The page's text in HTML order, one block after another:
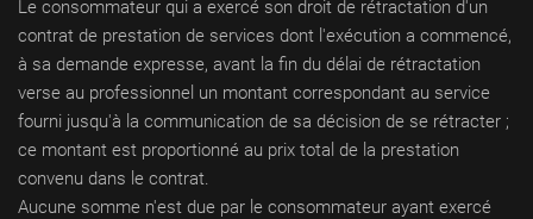
Le consommateur qui a exercé son droit de rétractation d'un
contrat de prestation de services dont l'exécution a commencé,
à sa demande expresse, avant la fin du délai de rétractation
verse au professionnel un montant correspondant au service
fourni jusqu'à la communication de sa décision de se rétracter ;
ce montant est proportionné au prix total de la prestation
convenu dans le contrat.
Aucune somme n'est due par le consommateur ayant exercé